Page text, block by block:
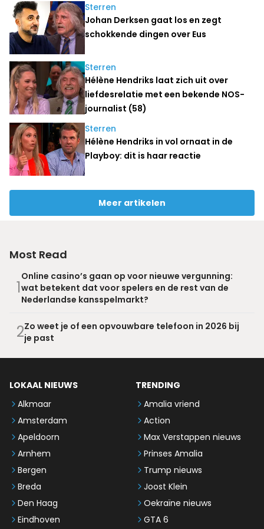
Sterren
Johan Derksen gaat los en zegt
schokkende dingen over Eus
Sterren
Hélène Hendriks laat zich uit over
liefdesrelatie met een bekende NOS-
journalist (58)
Sterren
Hélène Hendriks in vol ornaat in de
Playboy: dit is haar reactie
Meer artikelen
Most Read
1
Online casino’s gaan op voor nieuwe vergunning:
wat betekent dat voor spelers en de rest van de
Nederlandse kansspelmarkt?
2Zo weet je of een opvouwbare telefoon in 2026 bij
je past
LOKAAL NIEUWS
Alkmaar
Amsterdam
Apeldoorn
Arnhem
Bergen
Breda
Den Haag
Eindhoven
TRENDING
Amalia vriend
Action
Max Verstappen nieuws
Prinses Amalia
Trump nieuws
Joost Klein
Oekraïne nieuws
GTA 6